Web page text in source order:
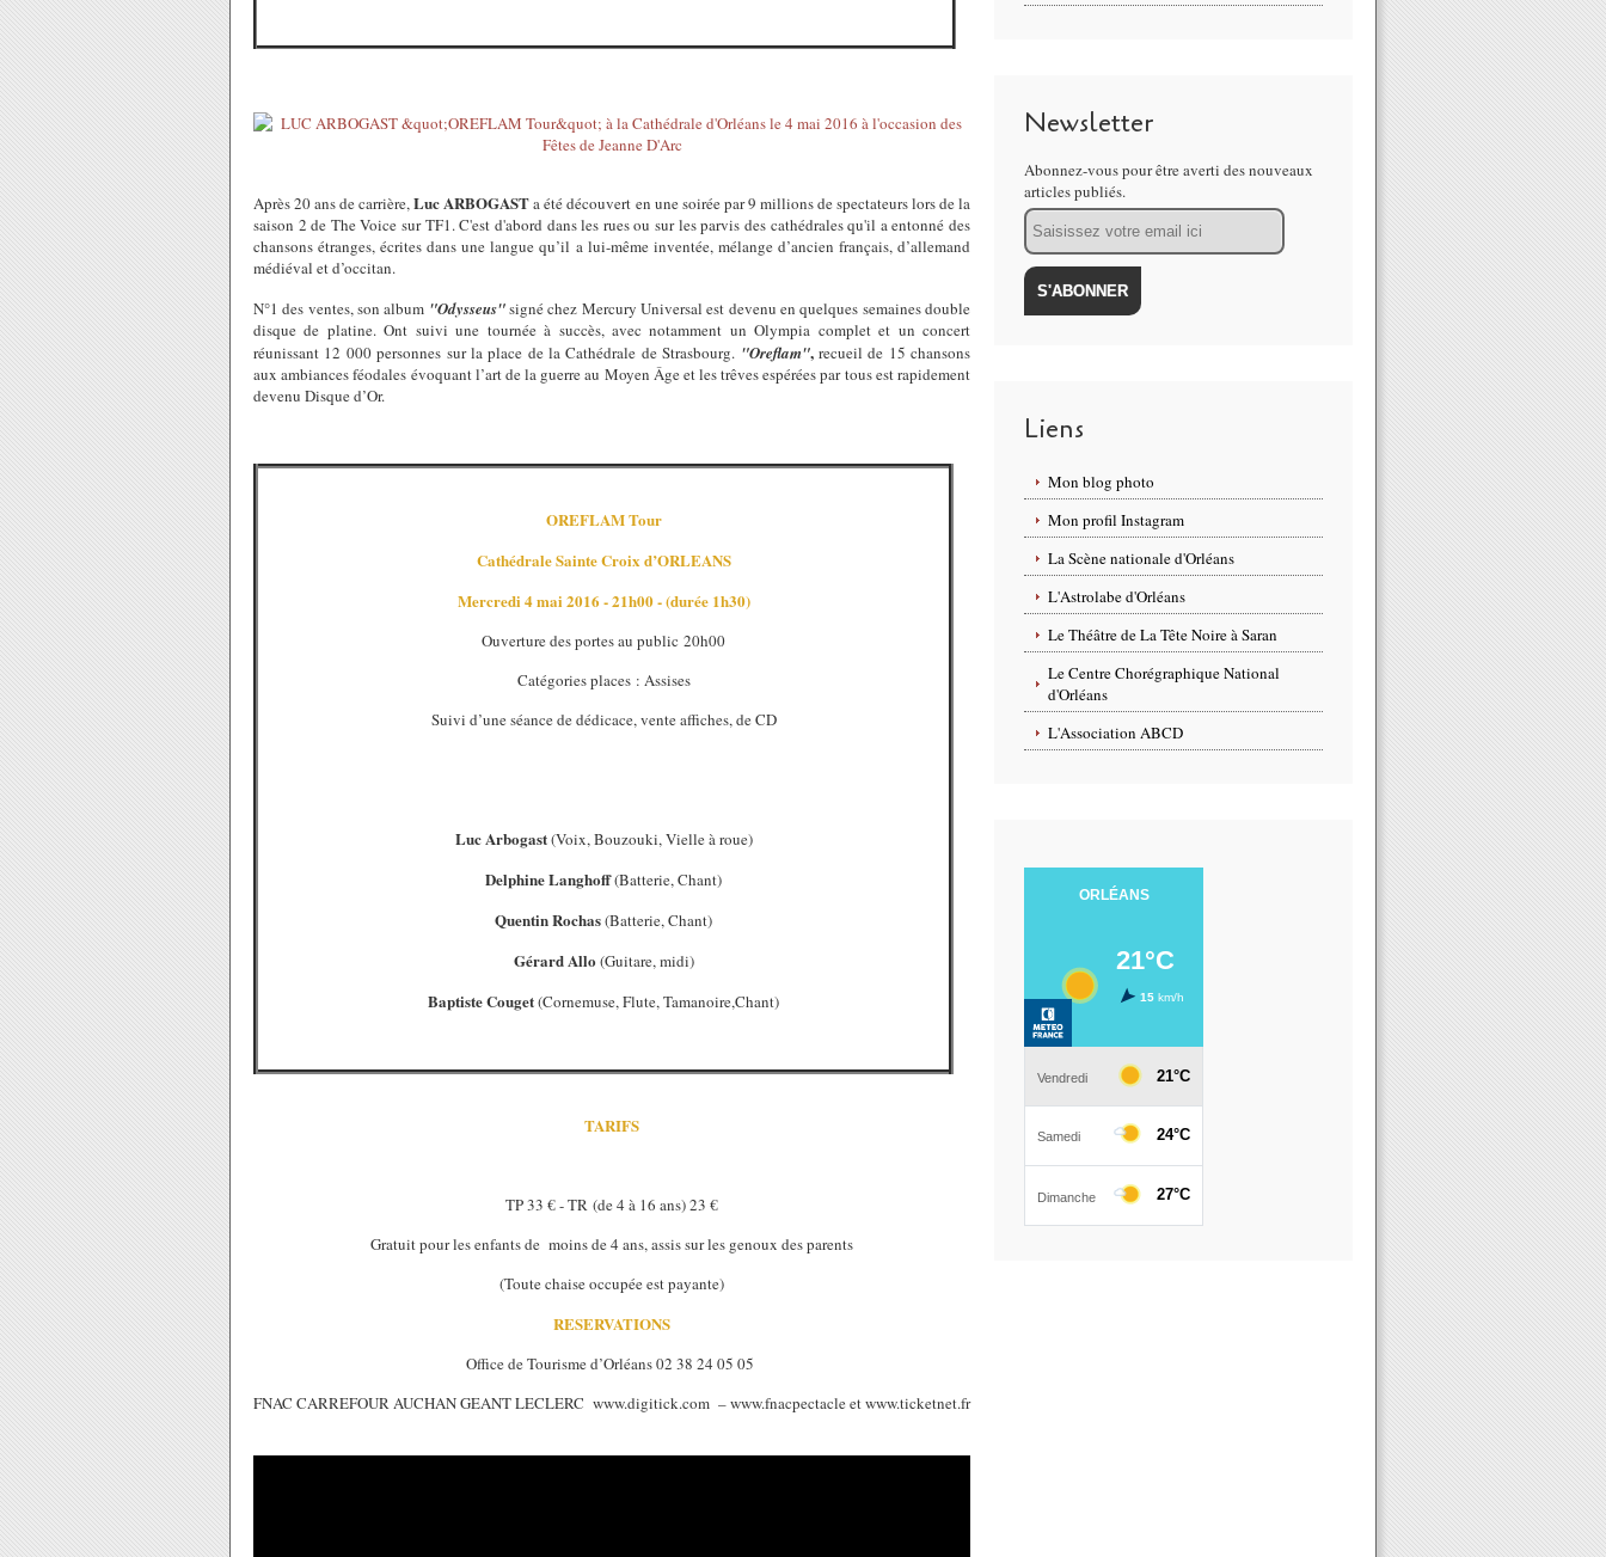
Après 20 ans de carrière,Luc ARBOGASTa été découvert en une soirée par 9 millions de spectateurs lors de la
saison 2 de The Voice sur TF1. C'est d'abord dans les rues ou sur les parvis des cathédrales qu'il a entonné des
chansons étranges, écrites dans une langue qu’il a lui-même inventée, mélange d’ancien français, d’allemand
médiéval et d’occitan.
N°1 des ventes, son album "Odysseus"signé chez Mercury Universal est devenu en quelques semaines double
disque de platine. Ont suivi une tournée à succès, avec notamment un Olympia complet et un concert
réunissant 12 000 personnes sur la place de la Cathédrale de Strasbourg. "Oreflam",recueil de 15 chansons
aux ambiances féodales évoquant l’art de la guerre au Moyen Âge et les trêves espérées par tous est rapidement
devenu Disque d’Or.
OREFLAM Tour
Cathédrale Sainte Croix d’ORLEANS
Mercredi 4 mai 2016 - 21h00 - (durée 1h30)
Ouverture des portes au public 20h00
Catégories places : Assises
Suivi d’une séance de dédicace, vente affiches, de CD
Luc Arbogast(Voix, Bouzouki, Vielle à roue)
Delphine Langhoff(Batterie, Chant)
Quentin Rochas(Batterie, Chant)
Gérard Allo (Guitare, midi)
Baptiste Couget(Cornemuse, Flute, Tamanoire,Chant)
TARIFS
TP 33 € - TR (de 4 à 16 ans) 23 €
Gratuit pour les enfants de moins de 4 ans, assis sur les genoux des parents
(Toute chaise occupée est payante)
RESERVATIONS
Office de Tourisme d’Orléans 02 38 24 05 05
FNAC CARREFOUR AUCHAN GEANT LECLERC www.digitick.com – www.fnacpectacle et www.ticketnet.fr
Newsletter
Abonnez-vous pour être averti des nouveaux
articles publiés.
Email
Liens
Mon blog photo
Mon profil Instagram
La Scène nationale d'Orléans
L'Astrolabe d'Orléans
Le Théâtre de La Tête Noire à Saran
Le Centre Chorégraphique National
d'Orléans
L'Association ABCD